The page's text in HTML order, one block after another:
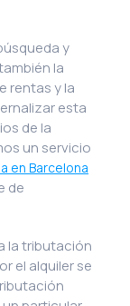
y
la
rentas y la
esta
de la
un servicio
en Barcelona
de
la tributación
el alquiler se